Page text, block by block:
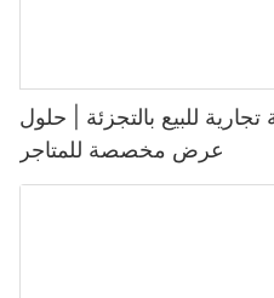
للبيع بالتجزئة | حلول
عرض مخصصة للمتاجر